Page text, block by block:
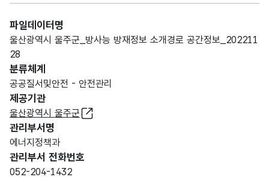
파일데이터명
울산광역시 울주군_방사능 방재정보 소개경로 공간정보_202211
28
분류체계
공공질서및안전 - 안전관리
제공기관
울산광역시 울주군
관리부서명
에너지정책과
관리부서 전화번호
052-204-1432